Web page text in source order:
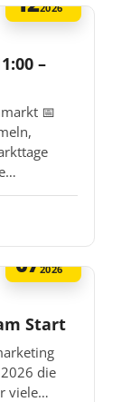
2026
–
📅
072026
Start
die
viele…